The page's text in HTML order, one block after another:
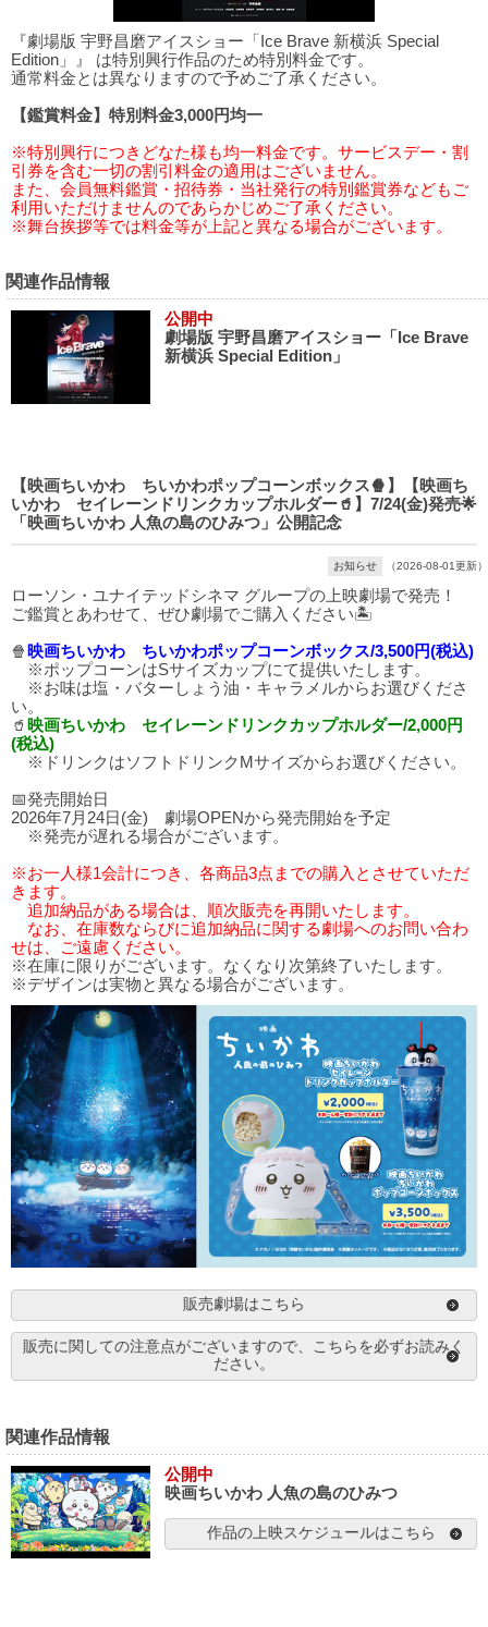
『劇場版 宇野昌磨アイスショー「Ice Brave 新横浜 Special
Edition」』 は特別興行作品のため特別料金です。
通常料金とは異なりますので予めご了承ください。
【鑑賞料金】特別料金3,000円均一
※特別興行につきどなた様も均一料金です。サービスデー・割
引券を含む一切の割引料金の適用はございません。
また、会員無料鑑賞・招待券・当社発行の特別鑑賞券などもご
利用いただけませんのであらかじめご了承ください。
※舞台挨拶等では料金等が上記と異なる場合がございます。
関連作品情報
公開中
劇場版 宇野昌磨アイスショー「Ice Brave
新横浜 Special Edition」
【映画ちいかわ ちいかわポップコーンボックス🍿】【映画ち
いかわ セイレーンドリンクカップホルダー🥤】7/24(金)発売🌟
「映画ちいかわ 人魚の島のひみつ」公開記念
お知らせ （2026-08-01更新）
ローソン・ユナイテッドシネマ グループの上映劇場で発売！
ご鑑賞とあわせて、ぜひ劇場でご購入ください🏝️
🍿 映画ちいかわ ちいかわポップコーンボックス/3,500円(税込)
※ポップコーンはSサイズカップにて提供いたします。
※お味は塩・バターしょう油・キャラメルからお選びくださ
い。
🥤 映画ちいかわ セイレーンドリンクカップホルダー/2,000円
(税込)
※ドリンクはソフトドリンクMサイズからお選びください。
📅発売開始日
2026年7月24日(金) 劇場OPENから発売開始を予定
※発売が遅れる場合がございます。
※お一人様1会計につき、各商品3点までの購入とさせていただ
きます。
追加納品がある場合は、順次販売を再開いたします。
なお、在庫数ならびに追加納品に関する劇場へのお問い合わ
せは、ご遠慮ください。
※在庫に限りがございます。なくなり次第終了いたします。
※デザインは実物と異なる場合がございます。
販売劇場はこちら
販売に関しての注意点がございますので、こちらを必ずお読みく
ださい。
関連作品情報
公開中
映画ちいかわ 人魚の島のひみつ
作品の上映スケジュールはこちら